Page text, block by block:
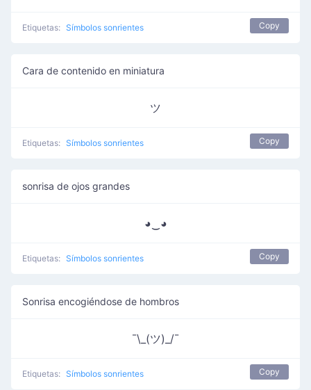
Etiquetas: Símbolos sonrientes Copy
Cara de contenido en miniatura
ツ
Etiquetas: Símbolos sonrientes Copy
sonrisa de ojos grandes
◕‿◕
Etiquetas: Símbolos sonrientes Copy
Sonrisa encogiéndose de hombros
¯\_(ツ)_/¯
Etiquetas: Símbolos sonrientes Copy